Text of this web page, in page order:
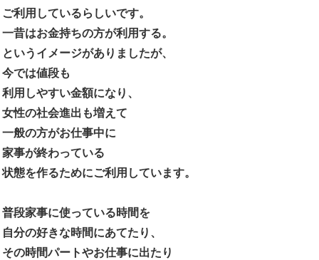
ご利用しているらしいです。
一昔はお金持ちの方が利用する。
というイメージがありましたが、
今では値段も
利用しやすい金額になり、
女性の社会進出も増えて
一般の方がお仕事中に
家事が終わっている
状態を作るためにご利用しています。
普段家事に使っている時間を
自分の好きな時間にあてたり、
その時間パートやお仕事に出たり